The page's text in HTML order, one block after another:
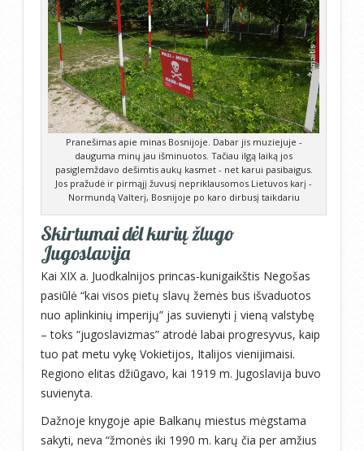
Pranešimas apie minas Bosnijoje. Dabar jis muziejuje -
dauguma minų jau išminuotos. Tačiau ilgą laiką jos
pasiglemždavo dešimtis aukų kasmet - net karui pasibaigus.
Jos pražudė ir pirmąjį žuvusį nepriklausomos Lietuvos karį -
Normundą Valterį, Bosnijoje po karo dirbusį taikdariu
Skirtumai dėl kurių žlugo
Jugoslavija
Kai XIX a. Juodkalnijos princas-kunigaikštis Negošas
pasiūlė “kai visos pietų slavų žemės bus išvaduotos
nuo aplinkinių imperijų” jas suvienyti į vieną valstybę
– toks “jugoslavizmas” atrodė labai progresyvus, kaip
tuo pat metu vykę Vokietijos, Italijos vienijimaisi.
Regiono elitas džiūgavo, kai 1919 m. Jugoslavija buvo
suvienyta.
Dažnoje knygoje apie Balkanų miestus mėgstama
sakyti, neva “žmonės iki 1990 m. karų čia per amžius